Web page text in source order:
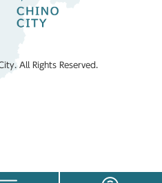
All Rights Reserved.